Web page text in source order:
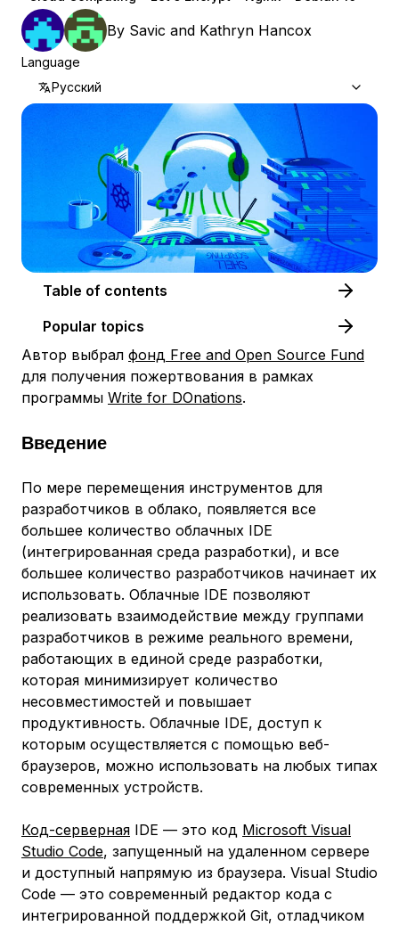
By Savic and Kathryn Hancox
Language
Русский
Table of contents
Popular topics
Автор выбрал фонд Free and Open Source Fund
для получения пожертвования в рамках
программы Write for DOnations.
Введение
По мере перемещения инструментов для
разработчиков в облако, появляется все
большее количество облачных IDE
(интегрированная среда разработки), и все
большее количество разработчиков начинает их
использовать. Облачные IDE позволяют
реализовать взаимодействие между группами
разработчиков в режиме реального времени,
работающих в единой среде разработки,
которая минимизирует количество
несовместимостей и повышает
продуктивность. Облачные IDE, доступ к
которым осуществляется с помощью веб-
браузеров, можно использовать на любых типах
современных устройств.
Код-серверная IDE — это код Microsoft Visual
Studio Code, запущенный на удаленном сервере
и доступный напрямую из браузера. Visual Studio
Code — это современный редактор кода с
интегрированной поддержкой Git, отладчиком